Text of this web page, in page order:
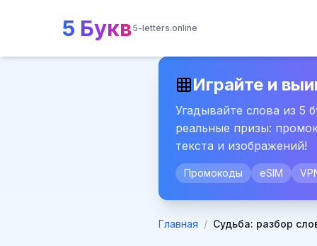
5 Букв5-letters.online
Играйте и
Угадывайте слова из 5
реальные призы:
текста и изображений!
Промокоды eSIM
Главная / Судьба: разбор